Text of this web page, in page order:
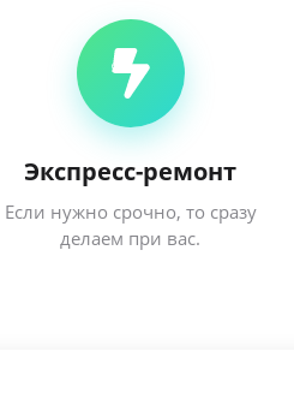
Экспресс-ремонт
Если нужно срочно, то сразу
делаем при вас.